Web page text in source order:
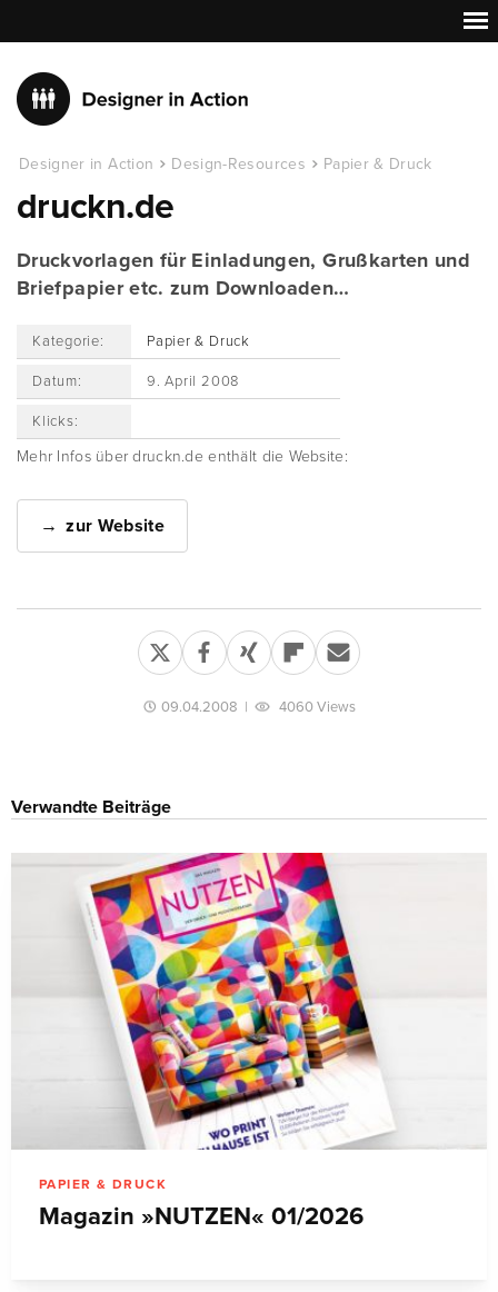
Designer in Action Design-Resources Papier & Druck
druckn.de
Druckvorlagen für Einladungen, Grußkarten und
Briefpapier etc. zum Downloaden…
Kategorie: Papier & Druck
Datum: 9. April 2008
Klicks:
Mehr Infos über druckn.de enthält die Website:
zur Website
09.04.2008 | 4060 Views
Verwandte Beiträge
PAPIER & DRUCK
Magazin »NUTZEN« 01/2026